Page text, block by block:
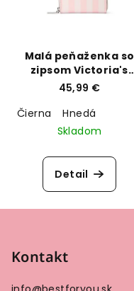
Malá peňaženka so
zipsom Victoria's
Secret
45,99 €
Čierna
Hnedá
Skladom
Detail
Kontakt